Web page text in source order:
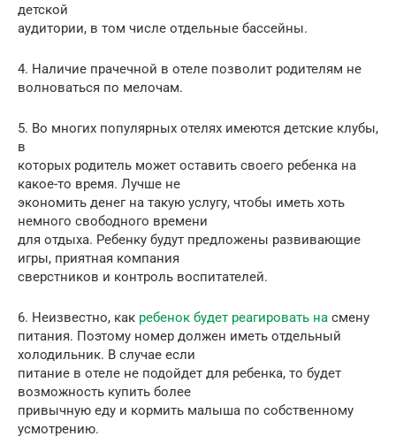
детской
аудитории, в том числе отдельные бассейны.
4. Наличие прачечной в отеле позволит родителям не
волноваться по мелочам.
5. Во многих популярных отелях имеются детские клубы,
в
которых родитель может оставить своего ребенка на
какое-то время. Лучше не
экономить денег на такую услугу, чтобы иметь хоть
немного свободного времени
для отдыха. Ребенку будут предложены развивающие
игры, приятная компания
сверстников и контроль воспитателей.
6. Неизвестно, как ребенок будет реагировать на смену
питания. Поэтому номер должен иметь отдельный
холодильник. В случае если
питание в отеле не подойдет для ребенка, то будет
возможность купить более
привычную еду и кормить малыша по собственному
усмотрению.